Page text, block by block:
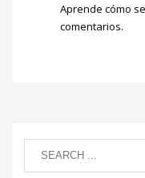
Aprende cómo
comentarios.